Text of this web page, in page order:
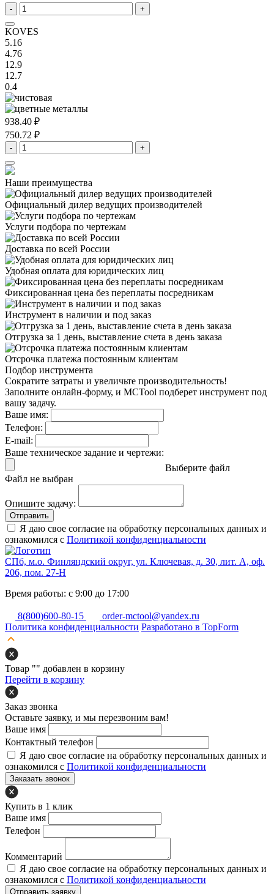
- +
KOVES
5.16
4.76
12.9
12.7
0.4
938.40 ₽
750.72 ₽
- +
Наши преимущества
Официальный дилер ведущих производителей
Услуги подбора по чертежам
Доставка по всей России
Удобная оплата для юридических лиц
Фиксированная цена без переплаты посредникам
Инструмент в наличии и под заказ
Отгрузка за 1 день, выставление счета в день заказа
Отсрочка платежа постоянным клиентам
Подбор инструмента
Сократите затраты и увеличьте производительность!
Заполните онлайн-форму, и MCTool подберет инструмент под
вашу задачу.
Ваше имя:
Телефон:
E-mail:
Ваше техническое задание и чертежи:
Выберите файл
Файл не выбран
Опишите задачу:
Отправить
Я даю свое согласие на обработку персональных данных и
ознакомился с Политикой конфиденциальности
СПб, м.о. Финляндский округ, ул. Ключевая, д. 30, лит. А, оф.
206, пом. 27-Н
Время работы: с 9:00 до 17:00
8(800)600-80-15
order-mctool@yandex.ru
Политика конфиденциальности Разработано в TopForm
Товар "" добавлен в корзину
Перейти в корзину
Заказ звонка
Оставьте заявку, и мы перезвоним вам!
Ваше имя
Контактный телефон
Я даю свое согласие на обработку персональных данных и
ознакомился с Политикой конфиденциальности
Заказать звонок
Купить в 1 клик
Ваше имя
Телефон
Комментарий
Я даю свое согласие на обработку персональных данных и
ознакомился с Политикой конфиденциальности
Отправить заявку